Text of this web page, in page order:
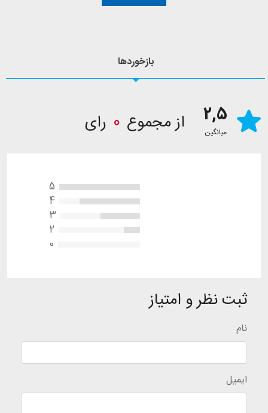
بازخوردها
2,5
میانگین از مجموع 0 رای
5
4
3
2
0
ثبت نظر و امتیاز
نام
ایمیل